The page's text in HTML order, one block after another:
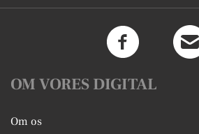
OM VORES DIGITAL
Om os